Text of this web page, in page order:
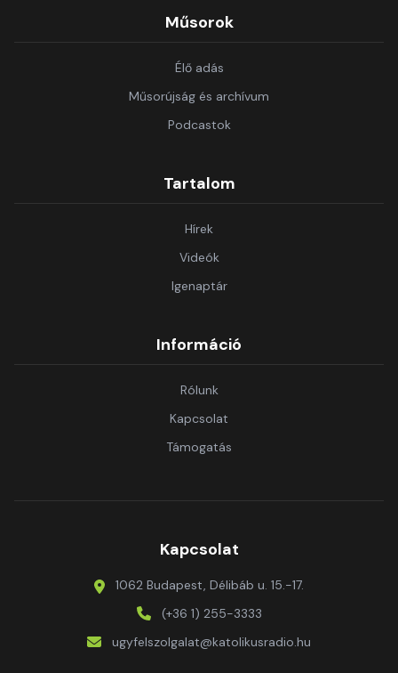
Műsorok
Élő adás
Műsorújság és archívum
Podcastok
Tartalom
Hírek
Videók
Igenaptár
Információ
Rólunk
Kapcsolat
Támogatás
Kapcsolat
1062 Budapest, Délibáb u. 15.-17.
(+36 1) 255-3333
ugyfelszolgalat@katolikusradio.hu